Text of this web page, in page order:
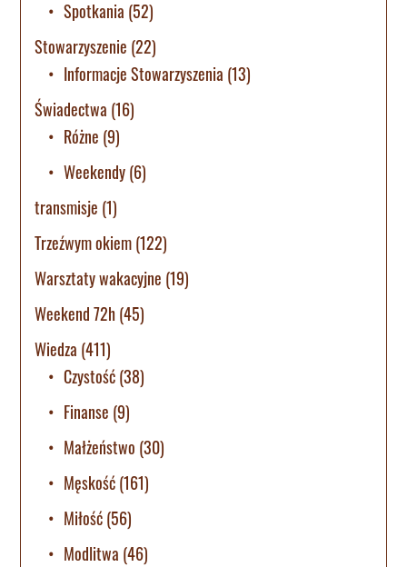
Spotkania (52)
Stowarzyszenie (22)
Informacje Stowarzyszenia (13)
Świadectwa (16)
Różne (9)
Weekendy(6)
transmisje (1)
Trzeźwym okiem(122)
Warsztaty wakacyjne (19)
Weekend 72h(45)
Wiedza (411)
Czystość(38)
Finanse (9)
Małżeństwo (30)
Męskość(161)
Miłość(56)
Modlitwa (46)